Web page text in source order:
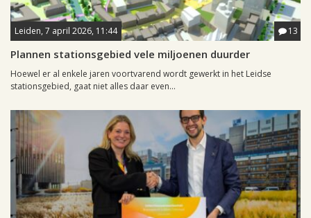
Leiden, 7 april 2026, 11:44 13
Plannen stationsgebied vele miljoenen duurder
Hoewel er al enkele jaren voortvarend wordt gewerkt in het Leidse
stationsgebied, gaat niet alles daar even...